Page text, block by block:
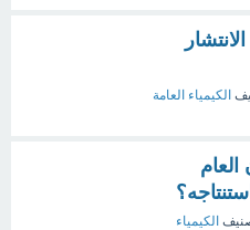
الكيمياء العامة
الكيمياء